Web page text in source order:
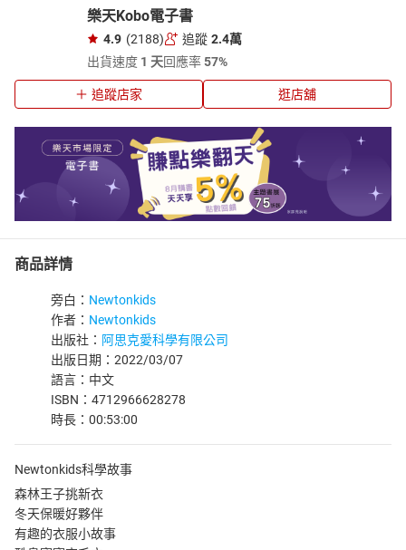
樂天Kobo電子書
4.9 (2188) 追蹤 2.4萬
出貨速度 1 天回應率57%
追蹤店家 逛店舖
商品詳情
旁白： Newtonkids
作者： Newtonkids
出版社： 阿思克愛科學有限公司
出版日期：2022/03/07
語言：中文
ISBN：4712966628278
時長：00:53:00
Newtonkids科學故事
森林王子挑新衣
冬天保暖好夥伴
有趣的衣服小故事